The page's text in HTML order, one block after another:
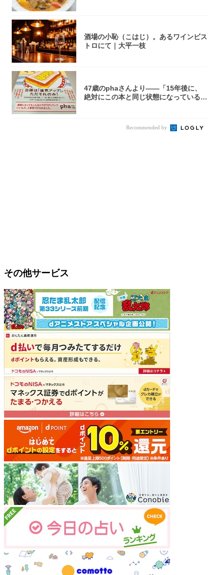
酒場の小恥（こはじ）。あるワインビス
トロにて｜大平一枝
47歳のphaさんより――「15年後に、
絶対にこの本と同じ状態になっている自
Recommended by
その他サービス